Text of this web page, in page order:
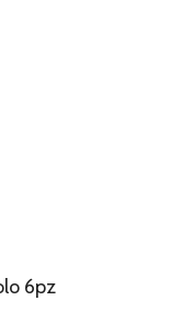
6pz